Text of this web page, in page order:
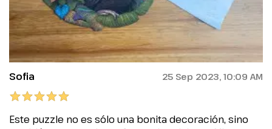
Sofia 25 Sep 2023, 10:09 AM
Este puzzle no es sólo una bonita decoración, sino